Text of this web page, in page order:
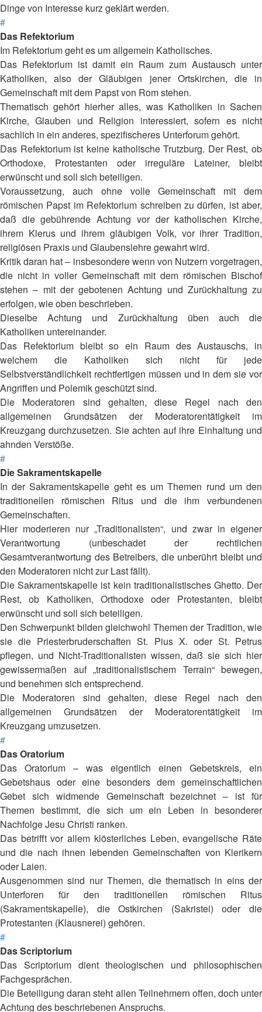
Dinge von Interesse kurz geklärt werden.
#
Das Refektorium
Im Refektorium geht es um allgemein Katholisches.
Das Refektorium ist damit ein Raum zum Austausch unter
Katholiken, also der Gläubigen jener Ortskirchen, die in
Gemeinschaft mit dem Papst von Rom stehen.
Thematisch gehört hierher alles, was Katholiken in Sachen
Kirche, Glauben und Religion interessiert, sofern es nicht
sachlich in ein anderes, spezifischeres Unterforum gehört.
Das Refektorium ist keine katholische Trutzburg. Der Rest, ob
Orthodoxe, Protestanten oder irreguläre Lateiner, bleibt
erwünscht und soll sich beteiligen.
Voraussetzung, auch ohne volle Gemeinschaft mit dem
römischen Papst im Refektorium schreiben zu dürfen, ist aber,
daß die gebührende Achtung vor der katholischen Kirche,
ihrem Klerus und ihrem gläubigen Volk, vor ihrer Tradition,
religiösen Praxis und Glaubenslehre gewahrt wird.
Kritik daran hat – insbesondere wenn von Nutzern vorgetragen,
die nicht in voller Gemeinschaft mit dem römischen Bischof
stehen – mit der gebotenen Achtung und Zurückhaltung zu
erfolgen, wie oben beschrieben.
Dieselbe Achtung und Zurückhaltung üben auch die
Katholiken untereinander.
Das Refektorium bleibt so ein Raum des Austauschs, in
welchem die Katholiken sich nicht für jede
Selbstverständlichkeit rechtfertigen müssen und in dem sie vor
Angriffen und Polemik geschützt sind.
Die Moderatoren sind gehalten, diese Regel nach den
allgemeinen Grundsätzen der Moderatorentätigkeit im
Kreuzgang durchzusetzen. Sie achten auf ihre Einhaltung und
ahnden Verstöße.
#
Die Sakramentskapelle
In der Sakramentskapelle geht es um Themen rund um den
traditionellen römischen Ritus und die ihm verbundenen
Gemeinschaften.
Hier moderieren nur „Traditionalisten“, und zwar in eigener
Verantwortung (unbeschadet der rechtlichen
Gesamtverantwortung des Betreibers, die unberührt bleibt und
den Moderatoren nicht zur Last fällt).
Die Sakramentskapelle ist kein traditionalistisches Ghetto. Der
Rest, ob Katholiken, Orthodoxe oder Protestanten, bleibt
erwünscht und soll sich beteiligen.
Den Schwerpunkt bilden gleichwohl Themen der Tradition, wie
sie die Priesterbruderschaften St. Pius X. oder St. Petrus
pflegen, und Nicht-Traditionalisten wissen, daß sie sich hier
gewissermaßen auf „traditionalistischem Terrain“ bewegen,
und benehmen sich entsprechend.
Die Moderatoren sind gehalten, diese Regel nach den
allgemeinen Grundsätzen der Moderatorentätigkeit im
Kreuzgang umzusetzen.
#
Das Oratorium
Das Oratorium – was eigentlich einen Gebetskreis, ein
Gebetshaus oder eine besonders dem gemeinschaftlichen
Gebet sich widmende Gemeinschaft bezeichnet – ist für
Themen bestimmt, die sich um ein Leben in besonderer
Nachfolge Jesu Christi ranken.
Das betrifft vor allem klösterliches Leben, evangelische Räte
und die nach ihnen lebenden Gemeinschaften von Klerikern
oder Laien.
Ausgenommen sind nur Themen, die thematisch in eins der
Unterforen für den traditionellen römischen Ritus
(Sakramentskapelle), die Ostkirchen (Sakristei) oder die
Protestanten (Klausnerei) gehören.
#
Das Scriptorium
Das Scriptorium dient theologischen und philosophischen
Fachgesprächen.
Die Beteiligung daran steht allen Teilnehmern offen, doch unter
Achtung des beschriebenen Anspruchs.